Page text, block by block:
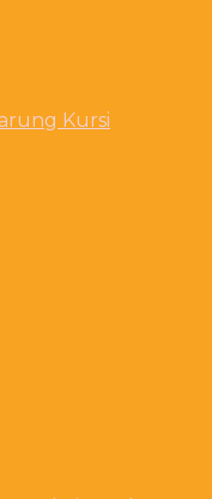
Kursi